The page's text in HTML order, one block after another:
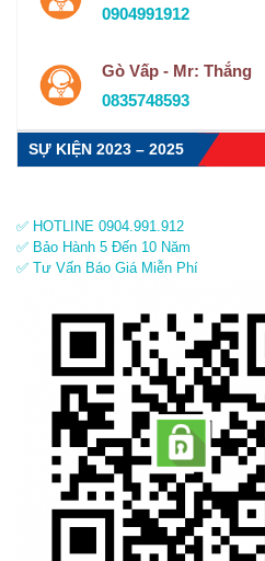
0904991912
Gò Vấp - Mr: Thắng
0835748593
SỰ KIỆN 2023 – 2025
✅ HOTLINE 0904.991.912
✅ Bảo Hành 5 Đến 10 Năm
✅ Tư Vấn Báo Giá Miễn Phí